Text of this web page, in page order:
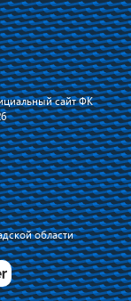
сайт ФК
области